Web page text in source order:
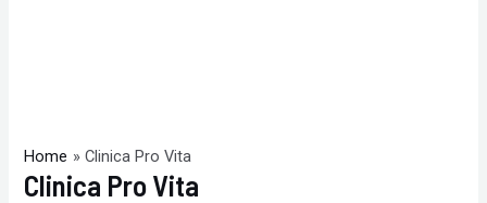
Home Clinica Pro Vita
Clinica Pro Vita